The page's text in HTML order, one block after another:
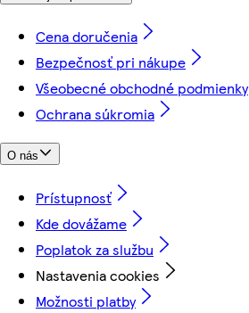
Cena doručenia
Bezpečnosť pri nákupe
Všeobecné obchodné podmienky
Ochrana súkromia
O nás
Prístupnosť
Kde dovážame
Poplatok za službu
Nastavenia cookies
Možnosti platby